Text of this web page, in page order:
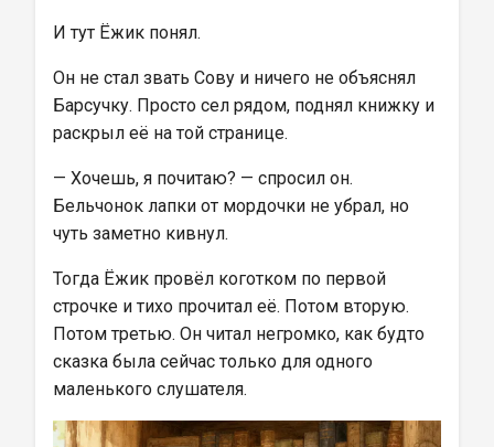
И тут Ёжик понял.
Он не стал звать Сову и ничего не объяснял
Барсучку. Просто сел рядом, поднял книжку и
раскрыл её на той странице.
— Хочешь, я почитаю? — спросил он.
Бельчонок лапки от мордочки не убрал, но
чуть заметно кивнул.
Тогда Ёжик провёл коготком по первой
строчке и тихо прочитал её. Потом вторую.
Потом третью. Он читал негромко, как будто
сказка была сейчас только для одного
маленького слушателя.